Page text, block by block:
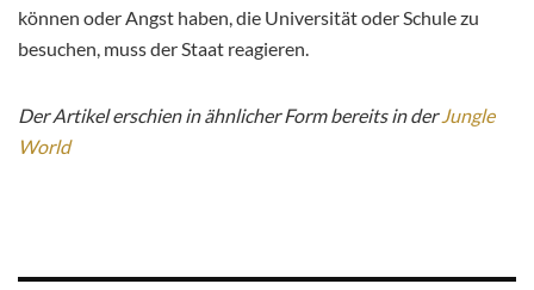
können oder Angst haben, die ­Universität oder Schule zu
besuchen, muss der Staat reagieren.
Der Artikel erschien in ähnlicher Form bereits in der Jungle
World